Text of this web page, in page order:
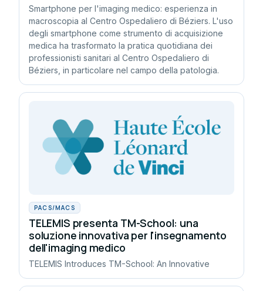
Smartphone per l'imaging medico: esperienza in
macroscopia al Centro Ospedaliero di Béziers. L'uso
degli smartphone come strumento di acquisizione
medica ha trasformato la pratica quotidiana dei
professionisti sanitari al Centro Ospedaliero di
Béziers, in particolare nel campo della patologia.
PACS/MACS
TELEMIS presenta TM-School: una
soluzione innovativa per l'insegnamento
dell'imaging medico
TELEMIS Introduces TM-School: An Innovative